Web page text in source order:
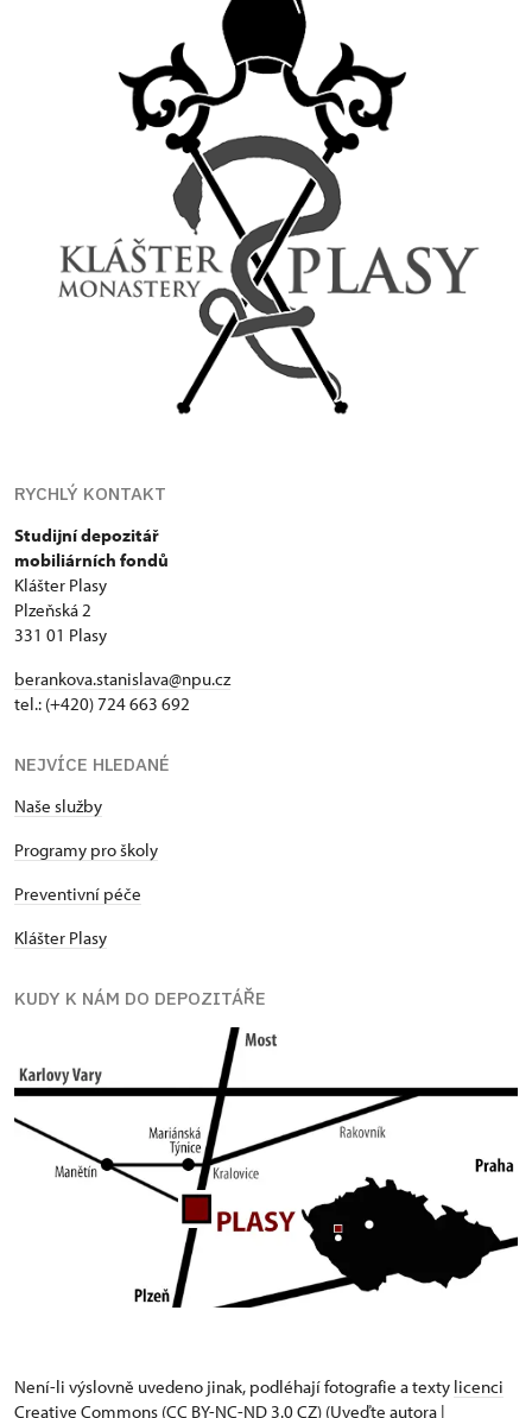
RYCHLÝ KONTAKT
Studijní depozitář
mobiliárních fondů
Klášter Plasy
Plzeňská 2
331 01 Plasy
berankova.stanislava@npu.cz
tel.: (+420) 724 663 692
NEJVÍCE HLEDANÉ
Naše služby
Programy pro školy
Preventivní péče
Klášter Plasy
KUDY K NÁM DO DEPOZITÁŘE
Není-li výslovně uvedeno jinak, podléhají fotografie a texty licenci
Creative Commons (CC BY-NC-ND 3.0 CZ) (Uveďte autora |